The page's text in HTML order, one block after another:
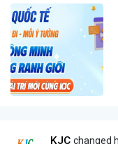
KJC changed